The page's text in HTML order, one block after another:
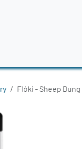
Flóki - Sheep